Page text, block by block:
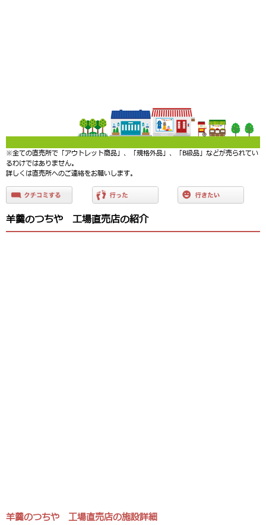
※全ての直売所で「アウトレット商品」、「規格外品」、「B級品」などが売られてい
るわけではありません。
詳しくは直売所へのご連絡をお願いします。
羊羹のつちや 工場直売店の紹介
羊羹のつちや 工場直売店の施設詳細